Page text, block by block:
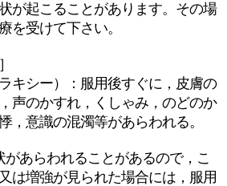
が起こることがあります。その場
を受けて下さい。
キシー）：服用後すぐに，皮膚の
声のかすれ，くしゃみ，のどのか
，意識の混濁等があらわれる。
あらわれることがあるので，こ
は増強が見られた場合には，服用